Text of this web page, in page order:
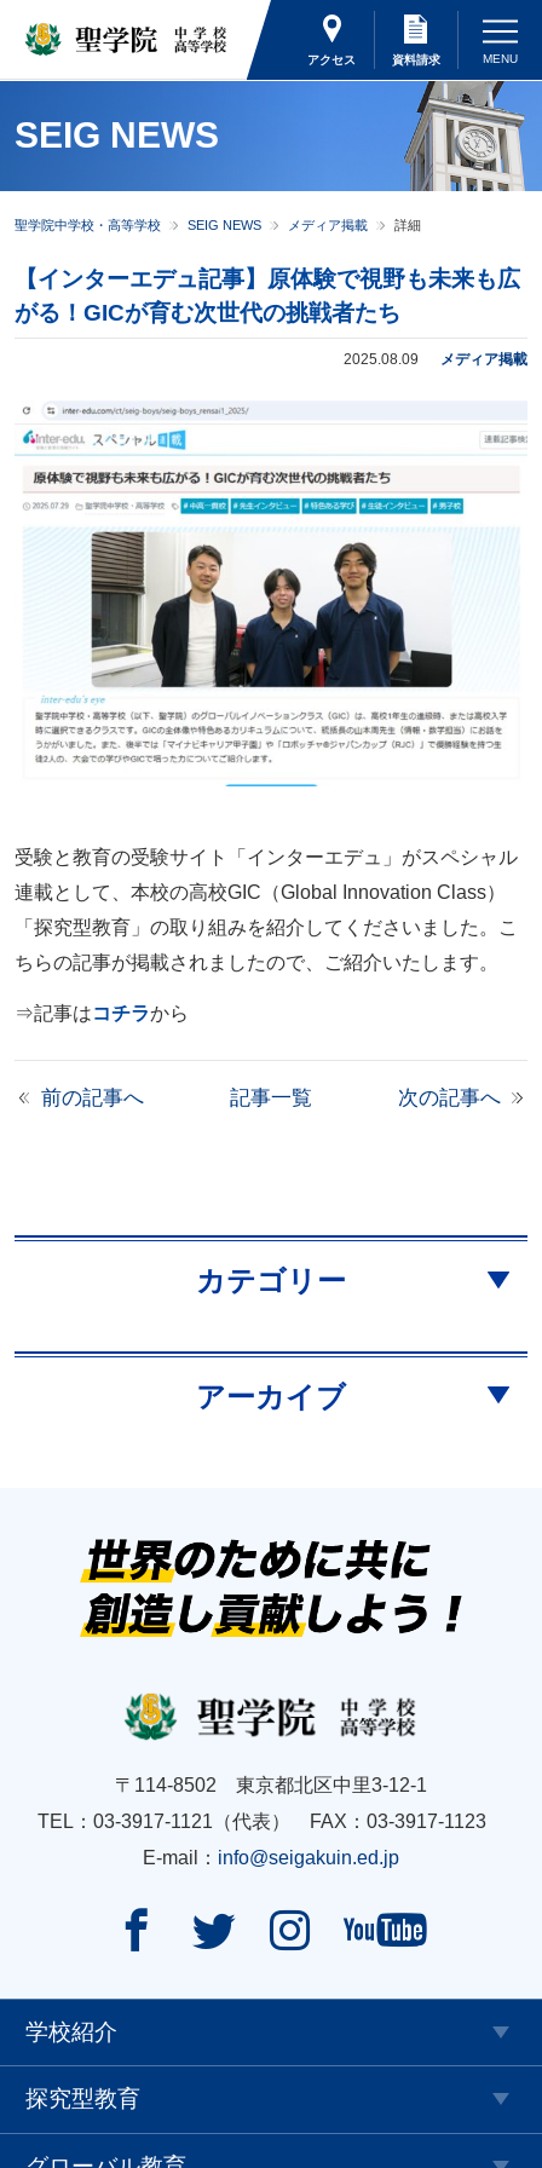
アクセス 資料請求
SEIG NEWS
聖学院中学校・高等学校 SEIG NEWS メディア掲載 詳細
【インターエデュ記事】原体験で視野も未来も広
がる！GICが育む次世代の挑戦者たち
2025.08.09 メディア掲載
受験と教育の受験サイト「インターエデュ」がスペシャル
連載として、本校の高校GIC（Global Innovation Class）
「探究型教育」の取り組みを紹介してくださいました。こ
ちらの記事が掲載されましたので、ご紹介いたします。
⇒記事はコチラから
前の記事へ 記事一覧 次の記事へ
カテゴリー
アーカイブ
〒114-8502 東京都北区中里3-12-1
TEL：03-3917-1121（代表） FAX：03-3917-1123
E-mail： info@seigakuin.ed.jp
   
学校紹介
探究型教育